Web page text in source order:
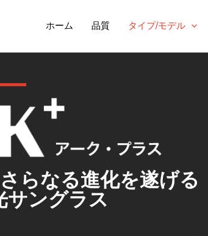
ホーム 品質 タイプ/モデル
らなる進化を遂げる
サングラス